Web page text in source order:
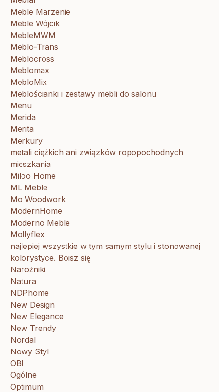
Meble Marzenie
Meble Wójcik
MebleMWM
Meblo-Trans
Meblocross
Meblomax
MebloMix
Meblościanki i zestawy mebli do salonu
Menu
Merida
Merita
Merkury
metali ciężkich ani związków ropopochodnych
mieszkania
Miloo Home
ML Meble
Mo Woodwork
ModernHome
Moderno Meble
Mollyflex
najlepiej wszystkie w tym samym stylu i stonowanej
kolorystyce. Boisz się
Narożniki
Natura
NDPhome
New Design
New Elegance
New Trendy
Nordal
Nowy Styl
OBI
Ogólne
Optimum